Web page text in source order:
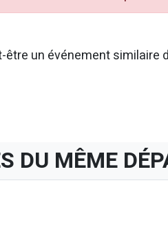
un événement
DU MÊME